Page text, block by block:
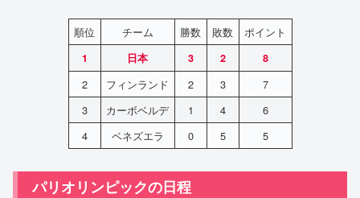
順位 チーム 勝数 敗数 ポイント
1 日本 3 2 8
2 フィンランド 2 3
7
3
カーボベルデ 1 4
6
4
ベネズエラ 0 5 5
パリオリンピックの日程